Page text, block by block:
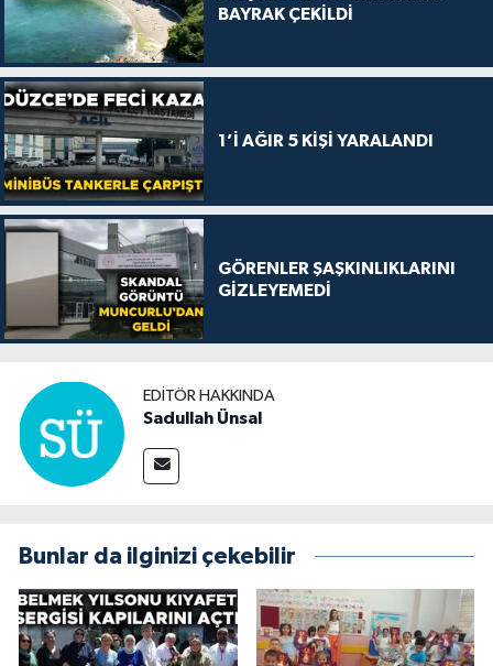
BAYRAK ÇEKİLDİ
1’İ AĞIR 5 KİŞİ YARALANDI
GÖRENLER ŞAŞKINLIKLARINI
GİZLEYEMEDİ
EDITÖR HAKKINDA
Sadullah Ünsal
Bunlar da ilginizi çekebilir